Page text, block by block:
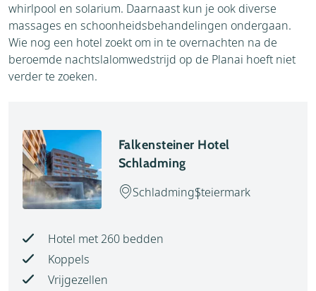
whirlpool en solarium. Daarnaast kun je ook diverse
massages en schoonheidsbehandelingen ondergaan.
Wie nog een hotel zoekt om in te overnachten na de
beroemde nachtslalomwedstrijd op de Planai hoeft niet
verder te zoeken.
Falkensteiner Hotel
Schladming
SchladmingSteiermark
Hotel met 260 bedden
Koppels
Vrijgezellen